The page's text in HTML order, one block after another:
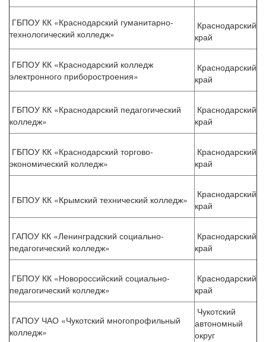
ГБПОУ КК «Краснодарский гуманитарно-
технологический колледж»
Краснодарский
край
ГБПОУ КК «Краснодарский колледж
электронного приборостроения»
Краснодарский
край
ГБПОУ КК «Краснодарский педагогический
колледж»
Краснодарский
край
ГБПОУ КК «Краснодарский торгово-
экономический колледж»
Краснодарский
край
ГБПОУ КК «Крымский технический колледж»
Краснодарский
край
ГАПОУ КК «Ленинградский социально-
педагогический колледж»
Краснодарский
край
ГБПОУ КК «Новороссийский социально-
педагогический колледж»
Краснодарский
край
ГАПОУ ЧАО «Чукотский многопрофильный
колледж»
Чукотский
автономный
округ